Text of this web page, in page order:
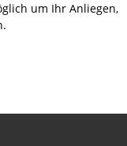
um Ihr Anliegen,